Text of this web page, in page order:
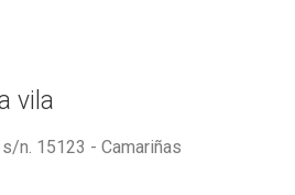
vila
n. 15123 - Camariñas